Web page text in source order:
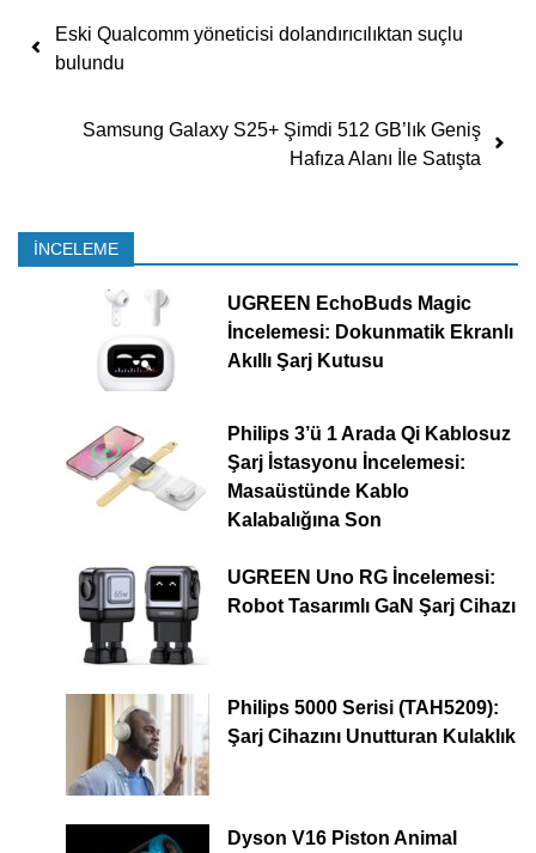
Yazı dolaşımı
Eski Qualcomm yöneticisi dolandırıcılıktan suçlu
bulundu
Samsung Galaxy S25+ Şimdi 512 GB’lık Geniş
Hafıza Alanı İle Satışta
İNCELEME
UGREEN EchoBuds Magic
İncelemesi: Dokunmatik Ekranlı
Akıllı Şarj Kutusu
Philips 3’ü 1 Arada Qi Kablosuz
Şarj İstasyonu İncelemesi:
Masaüstünde Kablo
Kalabalığına Son
UGREEN Uno RG İncelemesi:
Robot Tasarımlı GaN Şarj Cihazı
Philips 5000 Serisi (TAH5209):
Şarj Cihazını Unutturan Kulaklık
Dyson V16 Piston Animal